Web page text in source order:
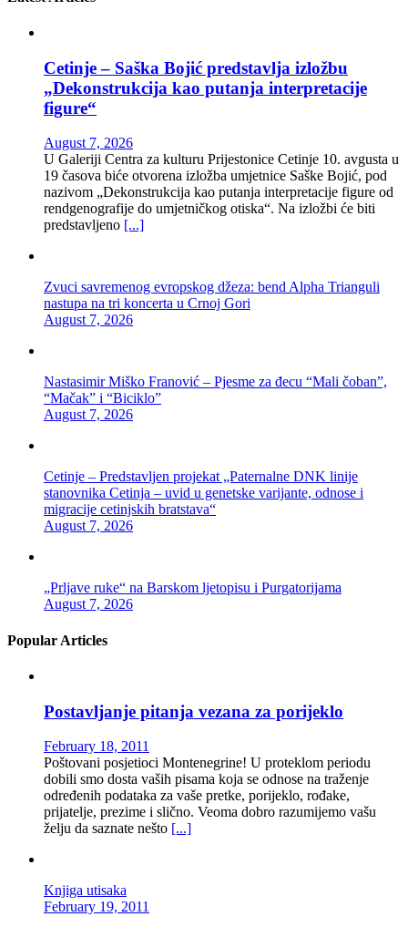
Cetinje – Saška Bojić predstavlja izložbu
„Dekonstrukcija kao putanja interpretacije
figure“
August 7, 2026
U Galeriji Centra za kulturu Prijestonice Cetinje 10. avgusta u
19 časova biće otvorena izložba umjetnice Saške Bojić, pod
nazivom „Dekonstrukcija kao putanja interpretacije figure od
rendgenografije do umjetničkog otiska“. Na izložbi će biti
predstavljeno [...]
Zvuci savremenog evropskog džeza: bend Alpha Trianguli
nastupa na tri koncerta u Crnoj Gori
August 7, 2026
Nastasimir Miško Franović – Pjesme za đecu “Mali čoban”,
“Mačak” i “Biciklo”
August 7, 2026
Cetinje – Predstavljen projekat „Paternalne DNK linije
stanovnika Cetinja – uvid u genetske varijante, odnose i
migracije cetinjskih bratstava“
August 7, 2026
„Prljave ruke“ na Barskom ljetopisu i Purgatorijama
August 7, 2026
Popular Articles
Postavljanje pitanja vezana za porijeklo
February 18, 2011
Poštovani posjetioci Montenegrine! U proteklom periodu
dobili smo dosta vaših pisama koja se odnose na traženje
određenih podataka za vaše pretke, porijeklo, rođake,
prijatelje, prezime i slično. Veoma dobro razumijemo vašu
želju da saznate nešto [...]
Knjiga utisaka
February 19, 2011